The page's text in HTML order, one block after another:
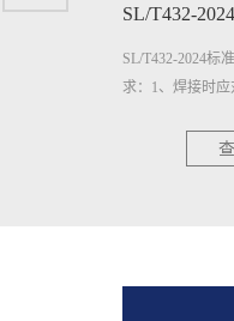
三层结构聚乙烯
验：1、钢管表面
等级检验,用GB/